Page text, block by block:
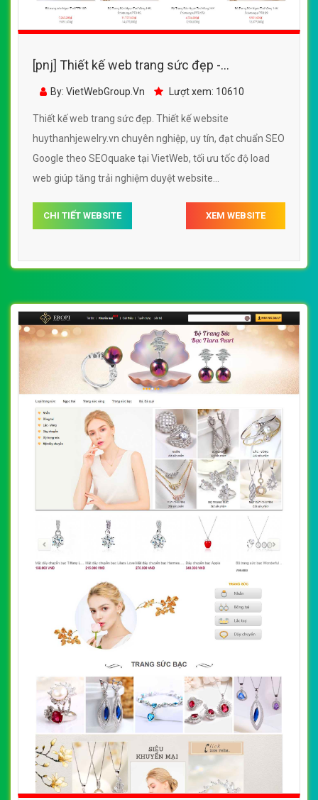
[pnj] Thiết kế web trang sức đẹp -
huythanhjewelry.vn
By: VietWebGroup.Vn Lượt xem: 10610
Thiết kế web trang sức đẹp. Thiết kế website
huythanhjewelry.vn chuyên nghiệp, uy tín, đạt chuẩn SEO
Google theo SEOquake tại VietWeb, tối ưu tốc độ load
web giúp tăng trải nghiệm duyệt website
CHI TIẾT WEBSITE XEM WEBSITE